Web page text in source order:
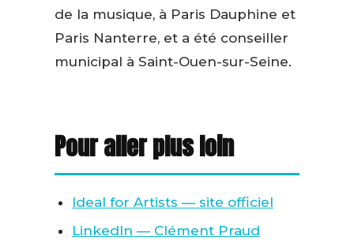
de la musique, à Paris Dauphine et
Paris Nanterre, et a été conseiller
municipal à Saint-Ouen-sur-Seine.
Pour aller plus loin
Ideal for Artists — site officiel
LinkedIn — Clément Praud